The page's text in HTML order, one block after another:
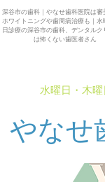
深谷市の歯科｜やなせ歯科医院は審
ホワイトニングや歯周病治療も｜水
日診療の深谷市の歯科、デンタルク
は怖くない歯医者さん
水曜日・木
やなせ